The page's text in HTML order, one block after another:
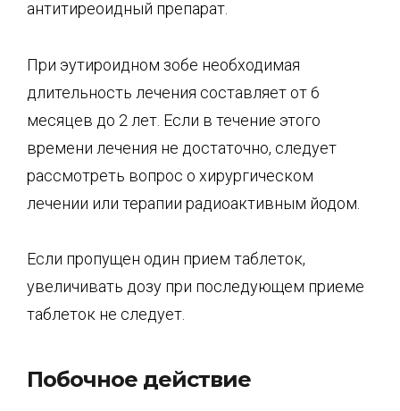
антитиреоидный препарат.
При эутироидном зобе необходимая
длительность лечения составляет от 6
месяцев до 2 лет. Если в течение этого
времени лечения не достаточно, следует
рассмотреть вопрос о хирургическом
лечении или терапии радиоактивным йодом.
Если пропущен один прием таблеток,
увеличивать дозу при последующем приеме
таблеток не следует.
Побочное действие